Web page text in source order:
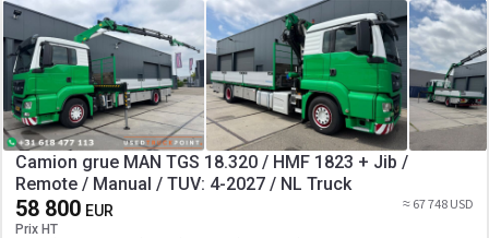
Camion grue MAN TGS 18.320 / HMF 1823 + Jib /
Remote / Manual / TUV: 4-2027 / NL Truck
58 800 EUR
Prix HT
≈ 67 748 USD